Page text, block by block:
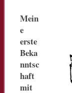
Mein
e
erste
Beka
nntsc
haft
mit